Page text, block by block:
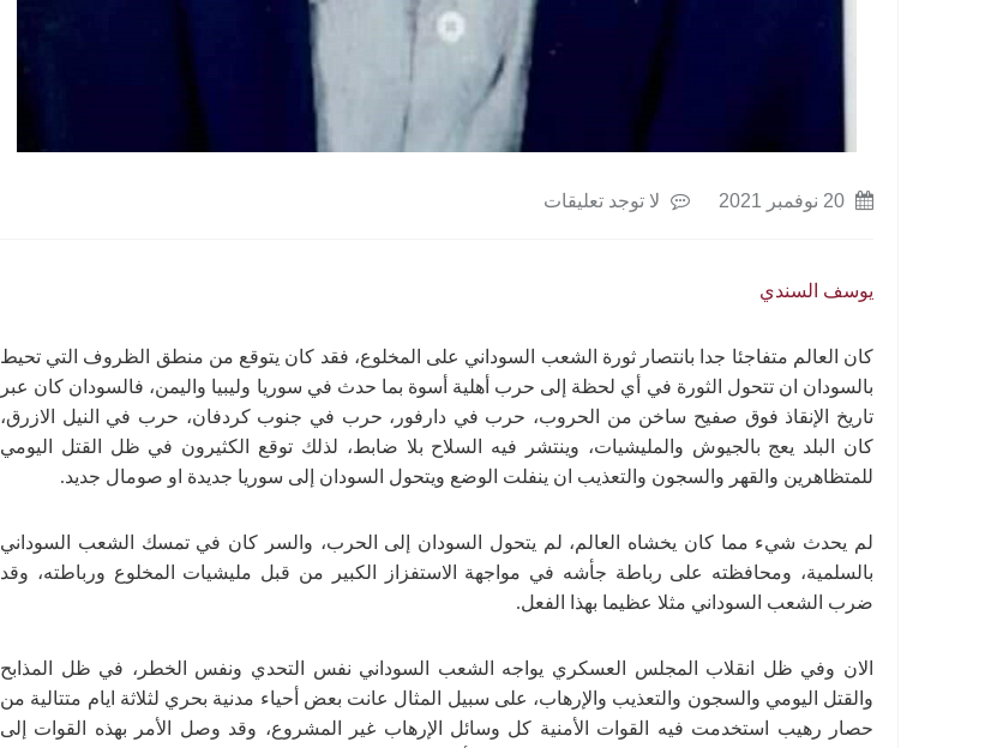
لا توجد تعليقات
يوسف السندي
كان العالم متفاجئا جدا بانتصار ثورة الشعب السوداني على المخلوع، فقد كان يتوقع من منطق الظروف التي تحيط
بالسودان ان تتحول الثورة في أي لحظة إلى حرب أهلية أسوة بما حدث في سوريا وليبيا واليمن، فالسودان كان عبر
تاريخ الإنقاذ فوق صفيح ساخن من الحروب، حرب في دارفور، حرب في جنوب كردفان، حرب في النيل الازرق،
كان البلد يعج بالجيوش والمليشيات، وينتشر فيه السلاح بلا ضابط، لذلك توقع الكثيرون في ظل القتل اليومي
للمتظاهرين والقهر والسجون والتعذيب ان ينفلت الوضع ويتحول السودان إلى سوريا جديدة او صومال جديد.
لم يحدث شيء مما كان يخشاه العالم، لم يتحول السودان إلى الحرب، والسر كان في تمسك الشعب السوداني
بالسلمية، ومحافظته على رباطة جأشه في مواجهة الاستفزاز الكبير من قبل مليشيات المخلوع ورباطته، وقد
ضرب الشعب السوداني مثلا عظيما بهذا الفعل.
الان وفي ظل انقلاب المجلس العسكري يواجه الشعب السوداني نفس التحدي ونفس الخطر، في ظل المذابح
والقتل اليومي والسجون والتعذيب والإرهاب، على سبيل المثال عانت بعض أحياء مدنية بحري لثلاثة ايام متتالية من
حصار رهيب استخدمت فيه القوات الأمنية كل وسائل الإرهاب غير المشروع، وقد وصل الأمر بهذه القوات إلى